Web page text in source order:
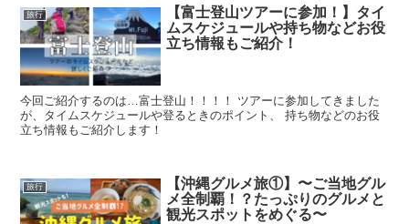
旅行
【富士登山ツアーに参加！】タイ
ムスケジュールや持ち物などお役
立ち情報もご紹介！
今回ご紹介するのは…富士登山！！！！ ツアーに参加してきました
が、タイムスケジュールや登るときのポイント、 持ち物などのお役
立ち情報もご紹介します！
旅行
【沖縄グルメ旅①】〜ご当地グル
メ全制覇！？たっぷりのグルメと
観光スポットをめぐる〜